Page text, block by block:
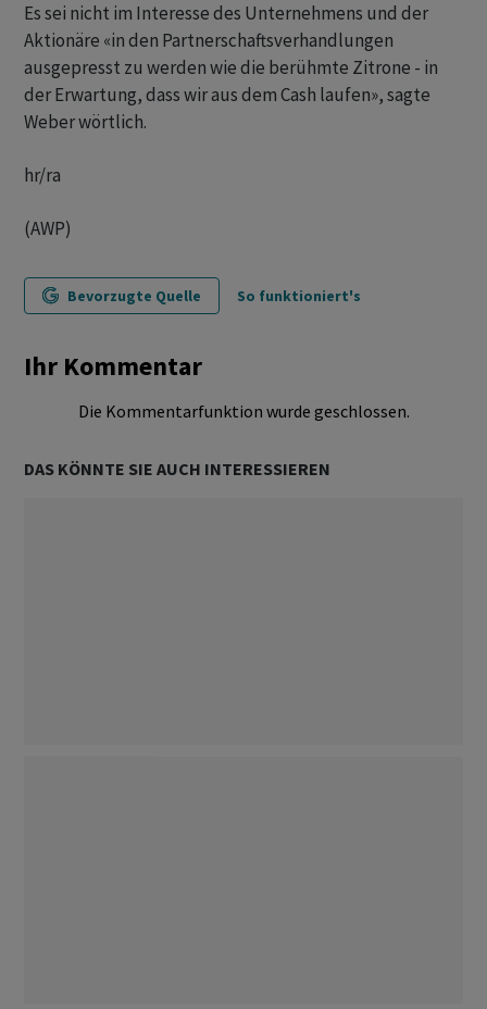
Es sei nicht im Interesse des Unternehmens und der
Aktionäre «in den Partnerschaftsverhandlungen
ausgepresst zu werden wie die berühmte Zitrone - in
der Erwartung, dass wir aus dem Cash laufen», sagte
Weber wörtlich.
hr/ra
(AWP)
Bevorzugte Quelle So funktioniert's
Ihr Kommentar
Die Kommentarfunktion wurde geschlossen.
DAS KÖNNTE SIE AUCH INTERESSIEREN